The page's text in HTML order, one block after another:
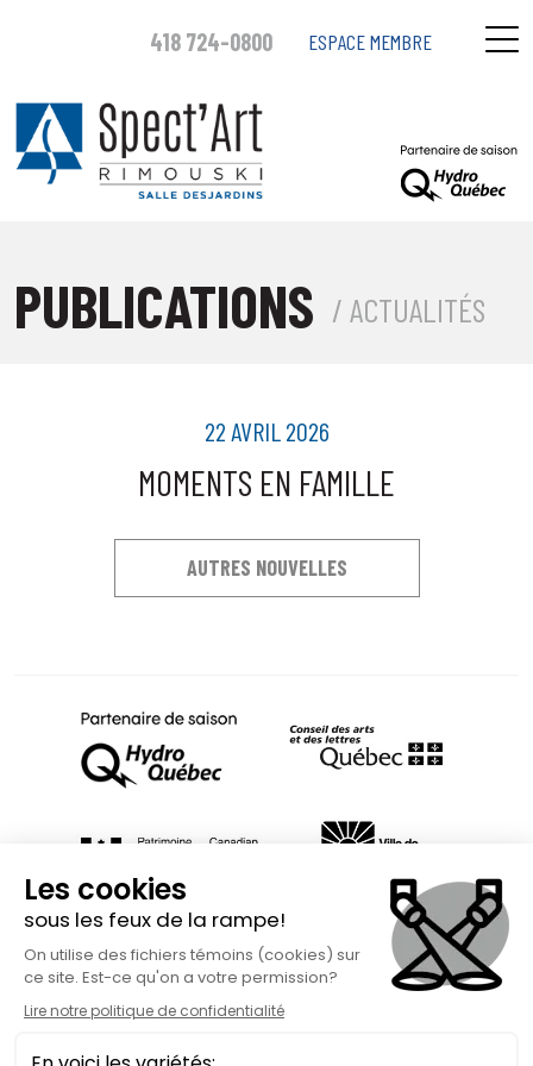
418 724-0800 ESPACE MEMBRE
PUBLICATIONS / ACTUALITÉS
22 AVRIL 2026
MOMENTS EN FAMILLE
AUTRES NOUVELLES